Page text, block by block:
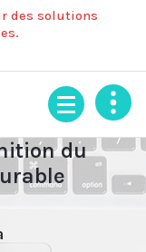
des solutions
du